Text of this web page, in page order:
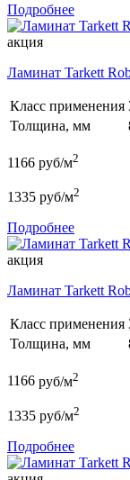
Подробнее
акция
Ламинат Tarkett
Класс применения
Толщина, мм
1166 руб/м2
1335 руб/м2
Подробнее
акция
Ламинат Tarkett
Класс применения
Толщина, мм
1166 руб/м2
1335 руб/м2
Подробнее